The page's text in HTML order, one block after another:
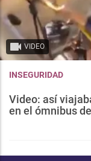
VIDEO
INSEGURIDAD
Video: así
en el ómnibus